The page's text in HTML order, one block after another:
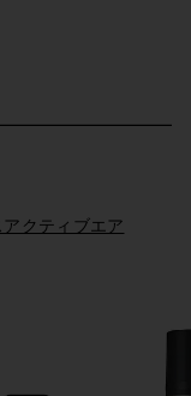
アクティブエア